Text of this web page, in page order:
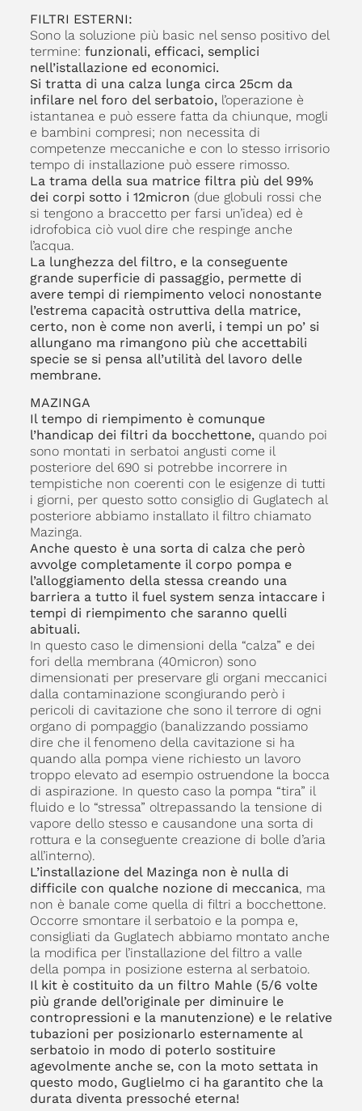
FILTRI ESTERNI:
Sono la soluzione più basic nel senso positivo del
termine: funzionali, efficaci, semplici
nell’istallazione ed economici.
Si tratta di una calza lunga circa 25cm da
infilare nel foro del serbatoio, l’operazione è
istantanea e può essere fatta da chiunque, mogli
e bambini compresi; non necessita di
competenze meccaniche e con lo stesso irrisorio
tempo di installazione può essere rimosso.
La trama della sua matrice filtra più del 99%
dei corpi sotto i 12micron (due globuli rossi che
si tengono a braccetto per farsi un’idea) ed è
idrofobica ciò vuol dire che respinge anche
l’acqua.
La lunghezza del filtro, e la conseguente
grande superficie di passaggio, permette di
avere tempi di riempimento veloci nonostante
l’estrema capacità ostruttiva della matrice,
certo, non è come non averli, i tempi un po’ si
allungano ma rimangono più che accettabili
specie se si pensa all’utilità del lavoro delle
membrane.
MAZINGA
Il tempo di riempimento è comunque
l’handicap dei filtri da bocchettone, quando poi
sono montati in serbatoi angusti come il
posteriore del 690 si potrebbe incorrere in
tempistiche non coerenti con le esigenze di tutti
i giorni, per questo sotto consiglio di Guglatech al
posteriore abbiamo installato il filtro chiamato
Mazinga.
Anche questo è una sorta di calza che però
avvolge completamente il corpo pompa e
l’alloggiamento della stessa creando una
barriera a tutto il fuel system senza intaccare i
tempi di riempimento che saranno quelli
abituali.
In questo caso le dimensioni della “calza” e dei
fori della membrana (40micron) sono
dimensionati per preservare gli organi meccanici
dalla contaminazione scongiurando però i
pericoli di cavitazione che sono il terrore di ogni
organo di pompaggio (banalizzando possiamo
dire che il fenomeno della cavitazione si ha
quando alla pompa viene richiesto un lavoro
troppo elevato ad esempio ostruendone la bocca
di aspirazione. In questo caso la pompa “tira” il
fluido e lo “stressa” oltrepassando la tensione di
vapore dello stesso e causandone una sorta di
rottura e la conseguente creazione di bolle d’aria
all’interno).
L’installazione del Mazinga non è nulla di
difficile con qualche nozione di meccanica, ma
non è banale come quella di filtri a bocchettone.
Occorre smontare il serbatoio e la pompa e,
consigliati da Guglatech abbiamo montato anche
la modifica per l’installazione del filtro a valle
della pompa in posizione esterna al serbatoio.
Il kit è costituito da un filtro Mahle (5/6 volte
più grande dell’originale per diminuire le
contropressioni e la manutenzione) e le relative
tubazioni per posizionarlo esternamente al
serbatoio in modo di poterlo sostituire
agevolmente anche se, con la moto settata in
questo modo, Guglielmo ci ha garantito che la
durata diventa pressoché eterna!